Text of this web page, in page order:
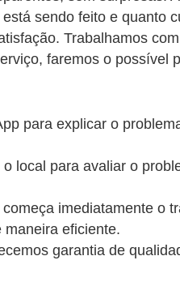
sendo feito e quanto
Trabalhamos
faremos o possível
para explicar o
local para avaliar o
imediatamente o
eficiente.
garantia de